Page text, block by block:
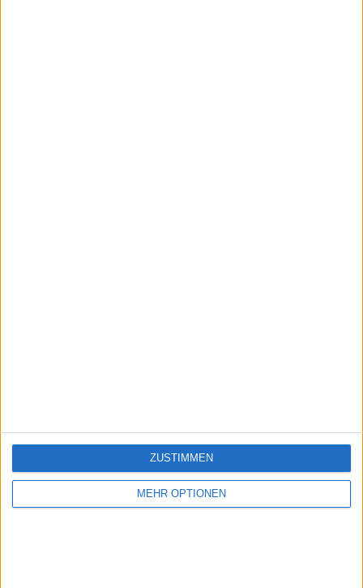
MEHR OPTIONEN
ZUSTIMMEN